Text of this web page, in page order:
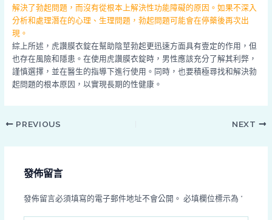
解決了勃起問題，而沒有從根本上解決性功能障礙的原因。如果不深入
分析和處理潛在的心理、生理問題，勃起問題可能會在停藥後再次出
現。
綜上所述，虎讚膜衣錠在幫助陰莖勃起更迅速方面具有壹定的作用，但
也存在風險和隱患。在使用虎讚膜衣錠時，男性應該充分了解其利弊，
謹慎選擇，並在醫生的指導下進行使用。同時，也要積極尋找和解決勃
起問題的根本原因，以實現長期的性健康。
PREVIOUS NEXT
發佈留言
發佈留言必須填寫的電子郵件地址不會公開。 必填欄位標示為 *